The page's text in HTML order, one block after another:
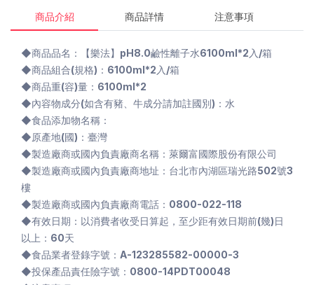
商品介紹 商品詳情 注意事項
◆商品品名：【樂法】pH8.0鹼性離子水6100ml*2入/箱
◆商品組合(規格)：6100ml*2入/箱
◆商品重(容)量：6100ml*2
◆內容物成分(如含有豬、牛成分請加註國別)：水
◆食品添加物名稱：
◆原產地(國)：臺灣
◆製造廠商或國內負責廠商名稱：萊爾富國際股份有限公司
◆製造廠商或國內負責廠商地址：台北市內湖區瑞光路502號3
樓
◆製造廠商或國內負責廠商電話：0800-022-118
◆有效日期：以消費者收受日算起，至少距有效日期前(幾)日
以上：60天
◆食品業者登錄字號：A-123285582-00000-3
◆投保產品責任險字號：0800-14PDT00048